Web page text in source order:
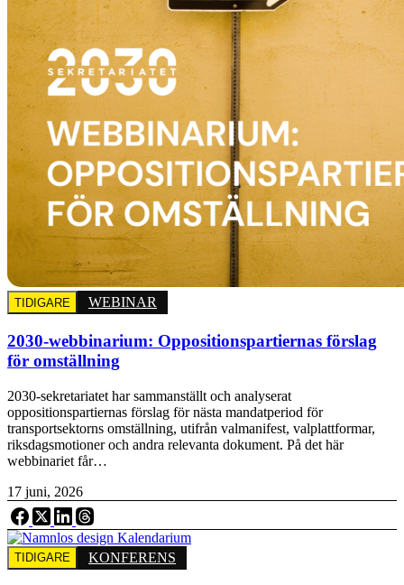
TIDIGARE WEBINAR
2030-webbinarium: Oppositionspartiernas förslag
för omställning
2030-sekretariatet har sammanställt och analyserat
oppositionspartiernas förslag för nästa mandatperiod för
transportsektorns omställning, utifrån valmanifest, valplattformar,
riksdagsmotioner och andra relevanta dokument. På det här
webbinariet får…
17 juni, 2026
TIDIGARE KONFERENS